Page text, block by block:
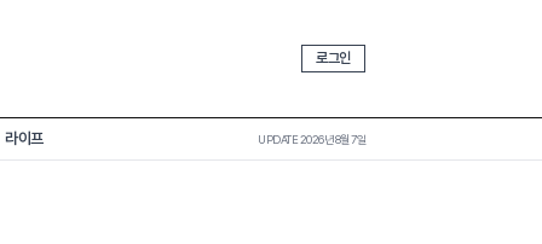
로그인
라이프 UPDATE 2026년 8월 7일